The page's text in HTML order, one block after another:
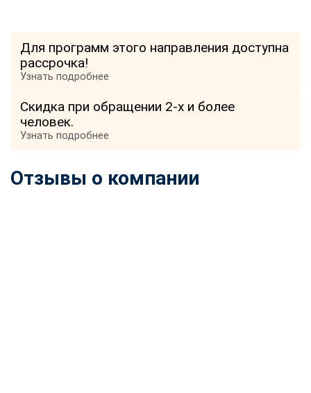
Для программ этого направления доступна
рассрочка!
Узнать подробнее
Скидка при обращении 2-х и более
человек.
Узнать подробнее
Отзывы о компании
online
Свяжитесь с нами через любой удобный мессенджер!